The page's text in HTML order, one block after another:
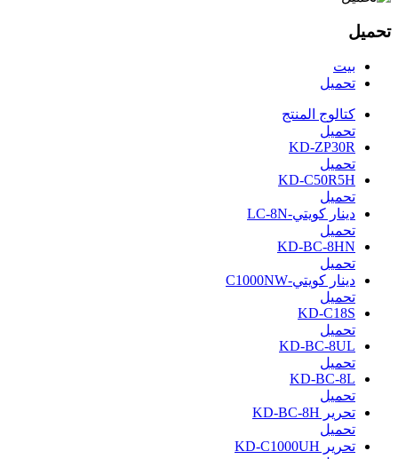
تحميل
بيت
تحميل
كتالوج المنتج
تحميل
KD-ZP30R
تحميل
KD-C50R5H
تحميل
دينار كويتي-LC-8N
تحميل
KD-BC-8HN
تحميل
دينار كويتي-C1000NW
تحميل
KD-C18S
تحميل
KD-BC-8UL
تحميل
KD-BC-8L
تحميل
تحرير KD-BC-8H
تحميل
تحرير KD-C1000UH